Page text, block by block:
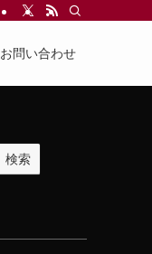
お問い合わせ
検索